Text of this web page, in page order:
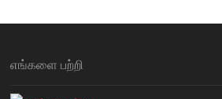
எங்களை பற்றி